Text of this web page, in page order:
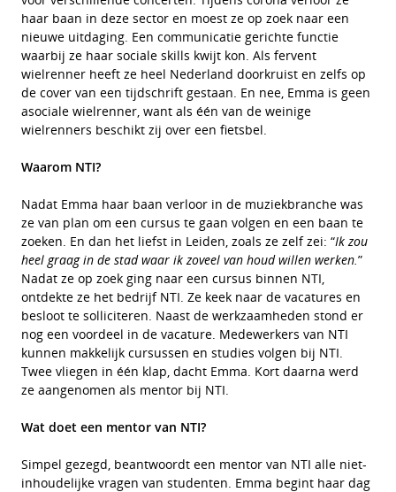
haar baan in deze sector en moest ze op zoek naar een
nieuwe uitdaging. Een communicatie gerichte functie
waarbij ze haar sociale skills kwijt kon. Als fervent
wielrenner heeft ze heel Nederland doorkruist en zelfs op
de cover van een tijdschrift gestaan. En nee, Emma is geen
asociale wielrenner, want als één van de weinige
wielrenners beschikt zij over een fietsbel.
Waarom NTI?
Nadat Emma haar baan verloor in de muziekbranche was
ze van plan om een cursus te gaan volgen en een baan te
zoeken. En dan het liefst in Leiden, zoals ze zelf zei: “Ik zou
heel graag in de stad waar ik zoveel van houd willen werken.”
Nadat ze op zoek ging naar een cursus binnen NTI,
ontdekte ze het bedrijf NTI. Ze keek naar de vacatures en
besloot te solliciteren. Naast de werkzaamheden stond er
nog een voordeel in de vacature. Medewerkers van NTI
kunnen makkelijk cursussen en studies volgen bij NTI.
Twee vliegen in één klap, dacht Emma. Kort daarna werd
ze aangenomen als mentor bij NTI.
Wat doet een mentor van NTI?
Simpel gezegd, beantwoordt een mentor van NTI alle niet-
inhoudelijke vragen van studenten. Emma begint haar dag